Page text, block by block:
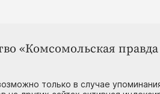
«Комсомольская правда
только в случае